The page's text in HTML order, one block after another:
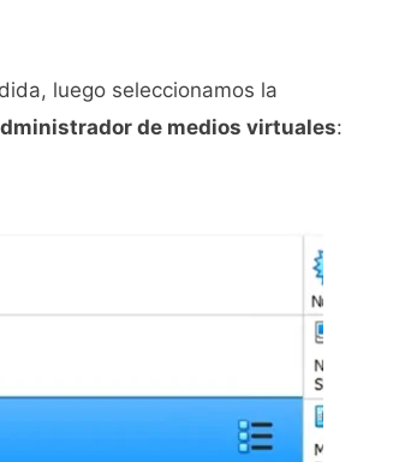
luego seleccionamos la
de medios virtuales: